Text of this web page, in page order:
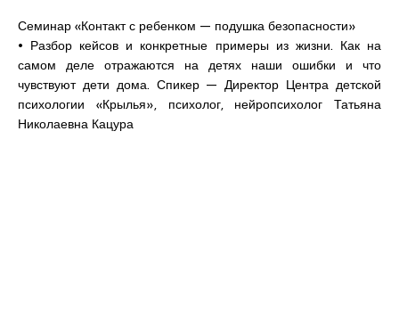
Семинар «Контакт с ребенком — подушка безопасности»
• Разбор кейсов и конкретные примеры из жизни. Как на
самом деле отражаются на детях наши ошибки и что
чувствуют дети дома. Спикер — Директор Центра детской
психологии «Крылья», психолог, нейропсихолог Татьяна
Николаевна Кацура